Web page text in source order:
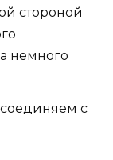
стороной
немного
с